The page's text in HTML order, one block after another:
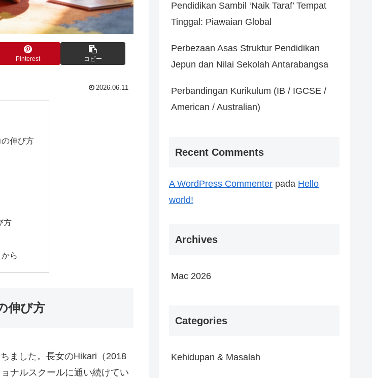
Pinterest コピー
2026.06.11
伸び方
方
ら
伸び方
ました。長女のHikari（2018
ナルスクールに通い続けてい
Pendidikan Sambil ‘Naik Taraf’ Tempat
Tinggal: Piawaian Global
Perbezaan Asas Struktur Pendidikan
Jepun dan Nilai Sekolah Antarabangsa
Perbandingan Kurikulum (IB / IGCSE /
American / Australian)
Recent Comments
A WordPress Commenter pada Hello
world!
Archives
Mac 2026
Categories
Kehidupan & Masalah